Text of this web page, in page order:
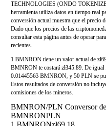
TECHNOLOGIES (ONDO
herramienta utiliza datos en tiempo real
conversión actual muestra que el precio
Dado que los precios de las
consultar esta página antes de operar
recientes.
1 BMNRON tiene un valor actual de
BMNRON te costará zł345.89. De
0.01445563 BMNRON, y 50 PLN se
Estos resultados de conversión no
comisiones de los mineros.
BMNRON/PLN Conversor
BMNRONPLN